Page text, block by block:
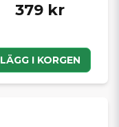
379 kr
LÄGG I KORGEN